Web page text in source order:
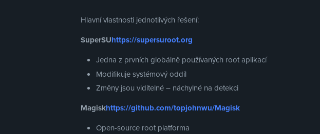
Hlavní vlastnosti jednotlivých řešení:
SuperSUhttps://supersuroot.org
Jedna z prvních globálně používaných root aplikací
Modifikuje systémový oddíl
Změny jsou viditelné – náchylné na detekci
Magiskhttps://github.com/topjohnwu/Magisk
Open-source root platforma